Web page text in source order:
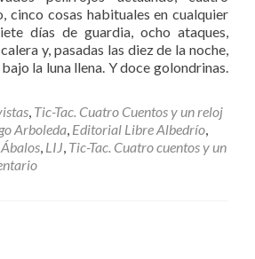
cinco cosas habituales en cualquier
días de guardia, ocho ataques,
y, pasadas las diez de la noche,
la luna llena. Y doce golondrinas.
, Tic-Tac. Cuatro Cuentos y un reloj
Arboleda, Editorial Libre Albedrío,
, LIJ, Tic-Tac. Cuatro cuentos y un